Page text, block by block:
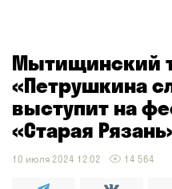
Мытищинский
«Петрушкина
выступит на
«Старая
10 июля 2024 12:02 14 564